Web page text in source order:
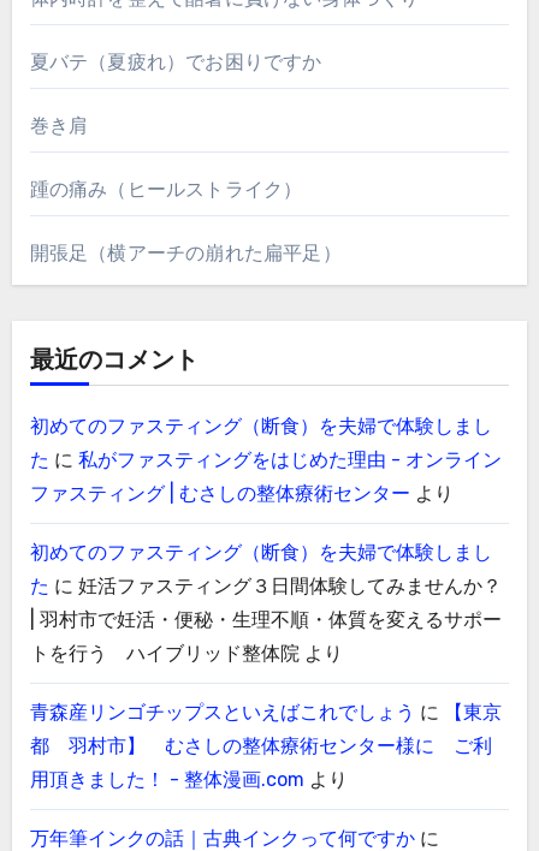
夏バテ（夏疲れ）でお困りですか
巻き肩
踵の痛み（ヒールストライク）
開張足（横アーチの崩れた扁平足）
最近のコメント
初めてのファスティング（断食）を夫婦で体験しまし
た に 私がファスティングをはじめた理由 - オンライン
ファスティング | むさしの整体療術センター より
初めてのファスティング（断食）を夫婦で体験しまし
た に 妊活ファスティング３日間体験してみませんか？
| 羽村市で妊活・便秘・生理不順・体質を変えるサポー
トを行う ハイブリッド整体院 より
青森産リンゴチップスといえばこれでしょう に
【東京
都 羽村市】 むさしの整体療術センター様に ご利
用頂きました！ - 整体漫画.com より
万年筆インクの話｜古典インクって何ですかに